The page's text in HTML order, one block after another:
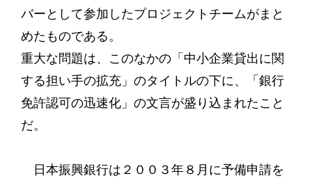
バーとして参加したプロジェクトチームがまと
めたものである。
重大な問題は、このなかの「中小企業貸出に関
する担い手の拡充」のタイトルの下に、「銀行
免許認可の迅速化」の文言が盛り込まれたこと
だ。
日本振興銀行は２００３年８月に予備申請を